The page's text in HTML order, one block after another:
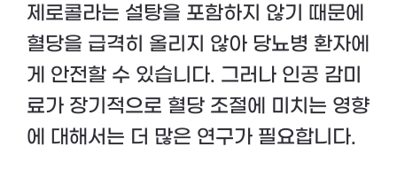
제로콜라는 설탕을 포함하지 않기 때문에
혈당을 급격히 올리지 않아 당뇨병 환자에
게 안전할 수 있습니다. 그러나 인공 감미
료가 장기적으로 혈당 조절에 미치는 영향
에 대해서는 더 많은 연구가 필요합니다.